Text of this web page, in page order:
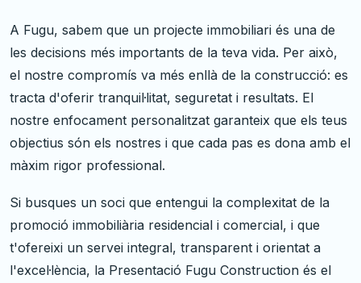
A Fugu, sabem que un projecte immobiliari és una de
les decisions més importants de la teva vida. Per això,
el nostre compromís va més enllà de la construcció: es
tracta d'oferir tranquil·litat, seguretat i resultats. El
nostre enfocament personalitzat garanteix que els teus
objectius són els nostres i que cada pas es dona amb el
màxim rigor professional.
Si busques un soci que entengui la complexitat de la
promoció immobiliària residencial i comercial, i que
t'ofereixi un servei integral, transparent i orientat a
l'excel·lència, la Presentació Fugu Construction és el